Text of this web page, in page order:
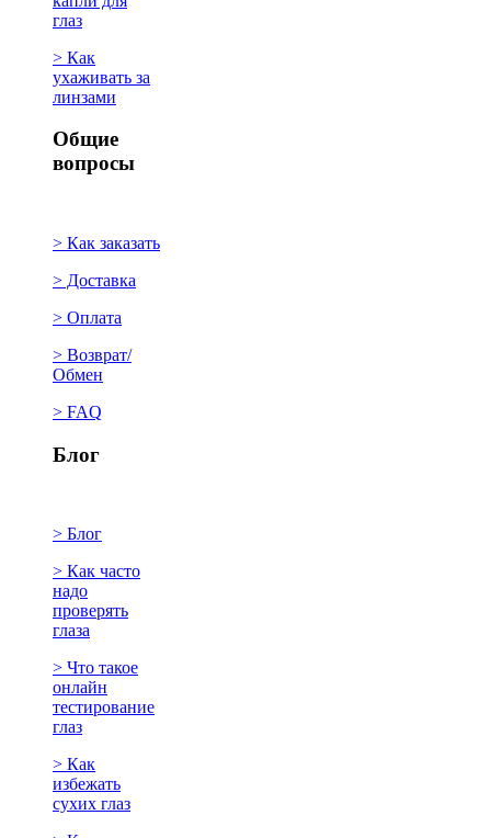
глаз
> Как
ухаживать за
линзами
Общие
вопросы
> Как заказать
> Доставка
> Оплата
> Возврат/
Обмен
> FAQ
Блог
> Блог
> Как часто
надо
проверять
глаза
> Что такое
онлайн
тестирование
глаз
> Как
избежать
сухих глаз